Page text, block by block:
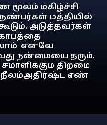
மகிழ்ச்சி
மத்தியில்
கூடும். அடுத்தவர்கள்
எனவே
நன்மையை தரும்.
திறமை
நீலம்அதிர்ஷ்ட எண்: